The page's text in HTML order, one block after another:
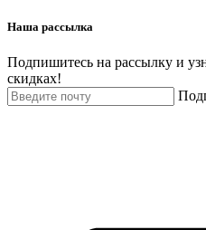
Наша рассылка
Подпишитесь на рассылку и
скидках!